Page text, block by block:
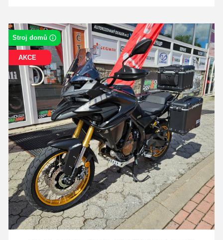
Stroj domů
AKCE